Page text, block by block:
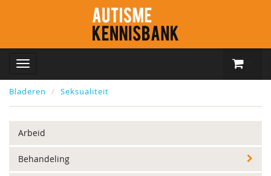
Bladeren Seksualiteit
Arbeid
Behandeling